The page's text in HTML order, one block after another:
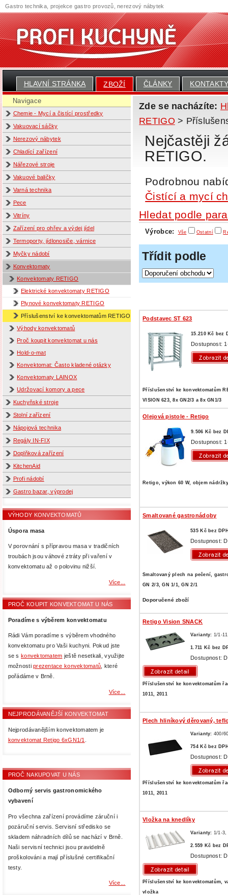
HLAVNÍ STRÁNKA ZBOŽÍ ČLÁNKY
Navigace
Chemie - Mycí a čistící prostředky
Vakuovací sáčky
Nerezový nábytek
Chladící zařízení
Nářezové stroje
Vakuové baličky
Varná technika
Pece
Vitríny
Zařízení pro ohřev a výdej jídel
Termoporty, jídlonosiče, várnice
Myčky nádobí
Konvektomaty
Konvektomaty RETIGO
Elektrické konvektomaty RETIGO
Plynové konvektomaty RETIGO
Příslušenství ke konvektomatům RETIGO
Výhody konvektomatů
Proč koupit konvektomat u nás
Hold-o-mat
Konvektomat: Často kladené otázky
Konvektomaty LAINOX
Udržovací komory a pece
Kuchyňské stroje
Stolní zařízení
Nápojová technika
Regály IN-FIX
Doplňková zařízení
KitchenAid
Profi nádobí
Gastro bazar, výprodej
VÝHODY KONVEKTOMATŮ
Úspora masa
V porovnání s přípravou masa v tradičních
troubách jsou váhové ztráty při vaření v
konvektomatu až o polovinu nižší.
Více...
PROČ KOUPIT KONVEKTOMAT U NÁS
Poradíme s výběrem konvektomatu
Rádi Vám poradíme s výběrem vhodného
konvektomatu pro Vaši kuchyni. Pokud jste
se s konvektomatem ještě nesetkali, využijte
možnostiprezentace konvektomatů , které
pořádáme v Brně.
Více...
NEJPRODÁVANĚJŠÍ KONVEKTOMAT
Nejprodávanějším konvektomatem je
konvektomat Retigo 6xGN1/1
PROČ NAKUPOVAT U NÁS
Odborný servis gastronomického
vybavení
Pro všechna zařízení provádíme záruční i
pozáruční servis. Servisní středisko se
skladem náhradních dílů se nachází v Brně.
Naši servisní technici jsou pravidelně
proškolováni a mají příslušné certifikační
testy.
Více...
Zde se nacházíte:
RETIGO
>
Nejčastěji
RETIGO.
Podrobnou
Čistící a mycí
Hledat podle
Výrobce: Vše Ostatní
Třídit podle
Podstavec ST 623
15.210 Kč bez
Dostupnost:
Příslušenství ke konvektomatům
VISION 623, 8x GN2/3 a 8x GN1/3
Olejová pistole - Retigo
9.506 Kč bez
Dostupnost:
Retigo, výkon 60 W, objem
Smaltované gastronádoby
535 Kč bez
Dostupnost:
Smaltovaný plech na pečení,
GN 2/3, GN 1/1, GN 2/1
Doporučené zboží
Retigo Vision SNACK
Varianty: 1/1-
1.711 Kč bez
Dostupnost:
Příslušenství ke konvektomatům
1011, 2011
Plech hliníkový děrovaný,
Varianty: 400/
754 Kč bez
Dostupnost:
Příslušenství ke konvektomatům
1011, 2011
Vložka na knedlíky
Varianty: 1/1-3,
2.559 Kč bez
Dostupnost:
Příslušenství ke konvektomatům,
vložka
Gastro technika, projekce gastro provozů, nerezový nábytek